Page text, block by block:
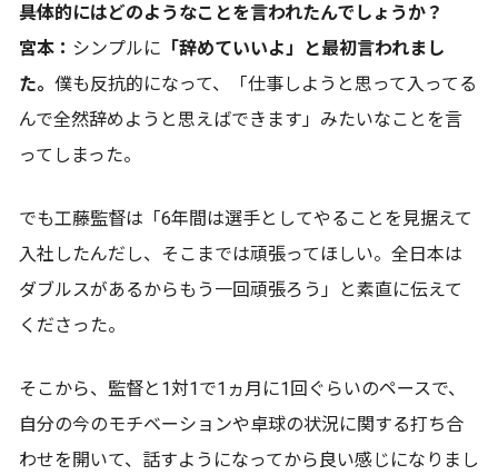
――具体的にはどのようなことを言われたんでしょうか？
宮本： シンプルに 「辞めていいよ」と最初言われまし
た。 僕も反抗的になって、「仕事しようと思って入ってる
んで全然辞めようと思えばできます」みたいなことを言
ってしまった。
でも工藤監督は「6年間は選手としてやることを見据えて
入社したんだし、そこまでは頑張ってほしい。全日本は
ダブルスがあるからもう一回頑張ろう」と素直に伝えて
くださった。
そこから、監督と1対1で1ヵ月に1回ぐらいのペースで、
自分の今のモチベーションや卓球の状況に関する打ち合
わせを開いて、話すようになってから良い感じになりまし